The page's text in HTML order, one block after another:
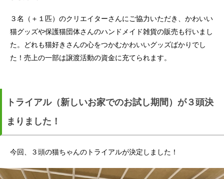
３名（＋１匹）のクリエイターさんにご協力いただき、かわいい
猫グッズや保護猫団体さんのハンドメイド雑貨の販売も行いまし
た。どれも猫好きさんの心をつかむかわいいグッズばかりでし
た！売上の一部は譲渡活動の資金に充てられます。
トライアル（新しいお家でのお試し期間）が３頭決
まりました！
今回、３頭の猫ちゃんのトライアルが決定しました！